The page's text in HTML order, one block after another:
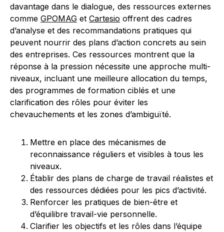
davantage dans le dialogue, des ressources externes
comme GPOMAG et Cartesio offrent des cadres
d’analyse et des recommandations pratiques qui
peuvent nourrir des plans d’action concrets au sein
des entreprises. Ces ressources montrent que la
réponse à la pression nécessite une approche multi-
niveaux, incluant une meilleure allocation du temps,
des programmes de formation ciblés et une
clarification des rôles pour éviter les
chevauchements et les zones d’ambiguïté.
Mettre en place des mécanismes de
reconnaissance réguliers et visibles à tous les
niveaux.
Établir des plans de charge de travail réalistes et
des ressources dédiées pour les pics d’activité.
Renforcer les pratiques de bien-être et
d’équilibre travail-vie personnelle.
Clarifier les objectifs et les rôles dans l’équipe